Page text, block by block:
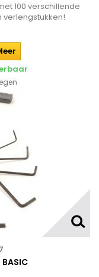
100 verschillende
BASIC